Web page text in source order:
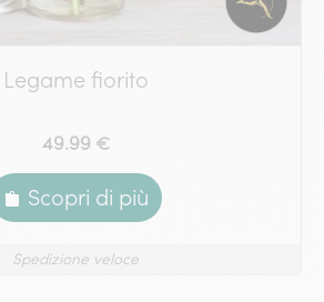
Legame fiorito
49.99 €
Scopri di più
Spedizione veloce